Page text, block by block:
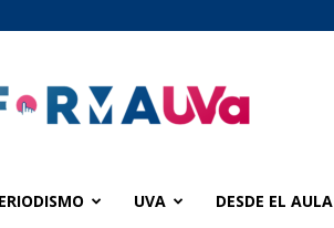
informaUVA
UVA DESDE EL AULA